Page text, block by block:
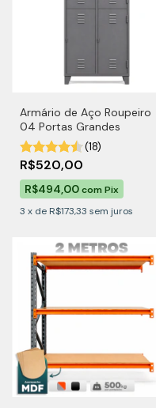
Armário de Aço Roupeiro
04 Portas Grandes
(18)
R$520,00
R$494,00comPix
3 x de R$173,33 sem juros